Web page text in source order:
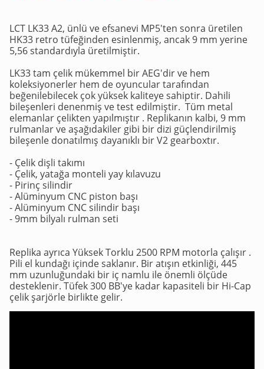
LCT LK33 A2, ünlü ve efsanevi MP5'ten sonra üretilen
HK33 retro tüfeğinden esinlenmiş, ancak 9 mm yerine
5,56 standardıyla üretilmiştir.
LK33 tam çelik mükemmel bir AEG'dir ve hem
koleksiyonerler hem de oyuncular tarafından
beğenilebilecek çok yüksek kaliteye sahiptir. Dahili
bileşenleri denenmiş ve test edilmiştir. Tüm metal
elemanlar çelikten yapılmıştır . Replikanın kalbi, 9 mm
rulmanlar ve aşağıdakiler gibi bir dizi güçlendirilmiş
bileşenle donatılmış dayanıklı bir V2 gearboxtır.
- Çelik dişli takımı
- Çelik, yatağa monteli yay kılavuzu
- Pirinç silindir
- Alüminyum CNC piston başı
- Alüminyum CNC silindir başı
- 9mm bilyalı rulman seti
Replika ayrıca Yüksek Torklu 2500 RPM motorla çalışır .
Pili el kundağı içinde saklanır. Bir atışın etkinliği, 445
mm uzunluğundaki bir iç namlu ile önemli ölçüde
desteklenir. Tüfek 300 BB'ye kadar kapasiteli bir Hi-Cap
çelik şarjörle birlikte gelir.